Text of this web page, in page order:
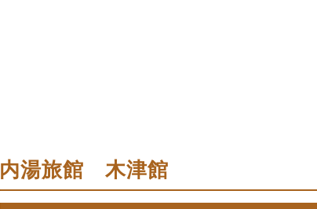
内湯旅館 木津館